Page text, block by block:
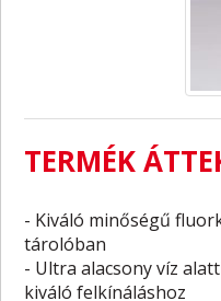
TERMÉK
- Kiváló minőségű
tárolóban
- Ultra alacsony víz
kiváló felkínáláshoz